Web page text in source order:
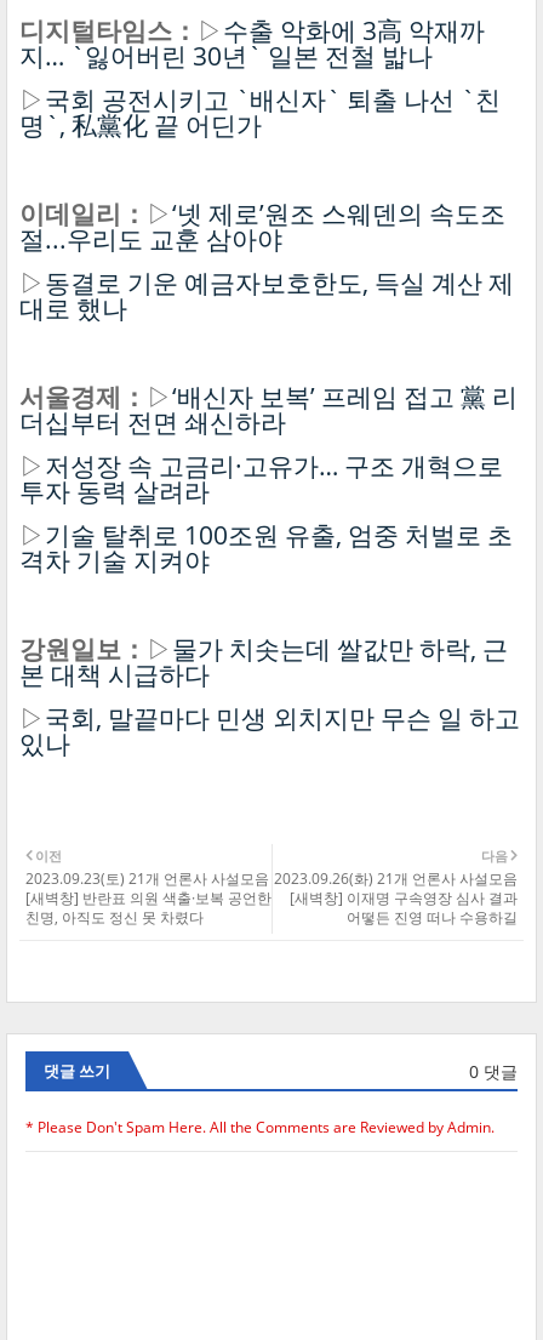
디지털타임스： ▷수출 악화에 3高 악재까
지… `잃어버린 30년` 일본 전철 밟나
▷국회 공전시키고 `배신자` 퇴출 나선 `친
명`, 私黨化 끝 어딘가
이데일리： ▷‘넷 제로’원조 스웨덴의 속도조
절...우리도 교훈 삼아야
▷동결로 기운 예금자보호한도, 득실 계산 제
대로 했나
서울경제： ▷‘배신자 보복’ 프레임 접고 黨 리
더십부터 전면 쇄신하라
▷저성장 속 고금리·고유가… 구조 개혁으로
투자 동력 살려라
▷기술 탈취로 100조원 유출, 엄중 처벌로 초
격차 기술 지켜야
강원일보： ▷물가 치솟는데 쌀값만 하락, 근
본 대책 시급하다
▷국회, 말끝마다 민생 외치지만 무슨 일 하고
있나
다음
2023.09.26(화) 21개 언론사 사설모음
[새벽창] 이재명 구속영장 심사 결과
어떻든 진영 떠나 수용하길
이전
2023.09.23(토) 21개 언론사 사설모음
[새벽창] 반란표 의원 색출·보복 공언한
친명, 아직도 정신 못 차렸다
댓글 쓰기 0 댓글
* Please Don't Spam Here. All the Comments are Reviewed by Admin.